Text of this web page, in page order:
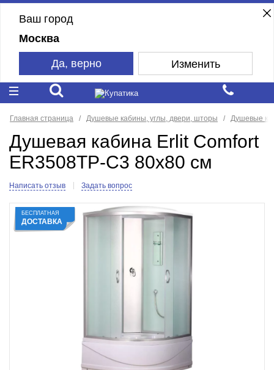
Ваш город
Москва
Да, верно Изменить
Главная страница Душевые кабины, углы, двери, шторы Душевые
Душевая кабина Erlit Comfort
ER3508TP-C3 80x80 см
Написать отзыв Задать вопрос
БЕСПЛАТНАЯ
ДОСТАВКА